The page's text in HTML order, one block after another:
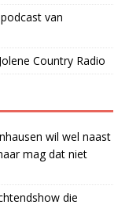
van
Country Radio
wil wel naast
mag dat niet
die